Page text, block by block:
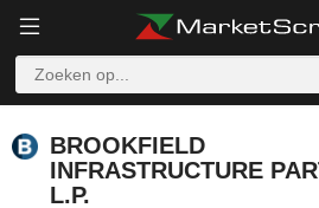
BROOKFIELD
INFRASTRUCTURE
L.P.